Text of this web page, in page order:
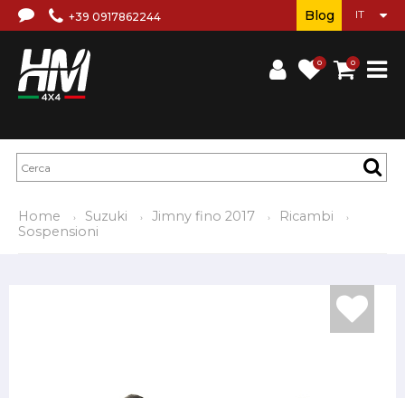
+39 0917862244
0 0
Blog
Home Suzuki Jimny fino 2017
Ricambi
Sospensioni